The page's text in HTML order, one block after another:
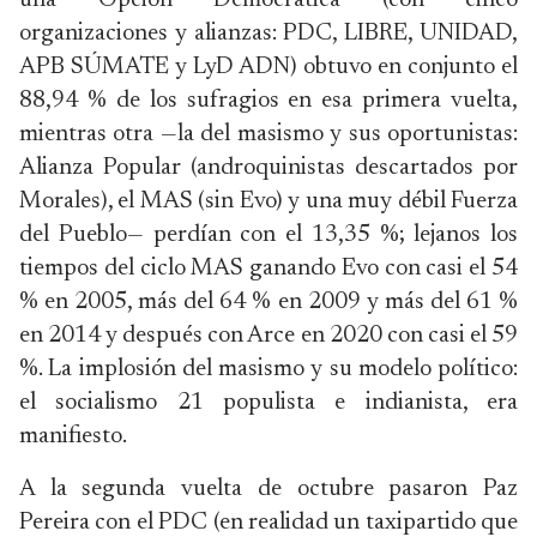
organizaciones y alianzas: PDC, LIBRE, UNIDAD,
APB SÚMATE y LyD ADN) obtuvo en conjunto el
88,94 % de los sufragios en esa primera vuelta,
mientras otra —la del masismo y sus oportunistas:
Alianza Popular (androquinistas descartados por
Morales), el MAS (sin Evo) y una muy débil Fuerza
del Pueblo— perdían con el 13,35 %; lejanos los
tiempos del ciclo MAS ganando Evo con casi el 54
% en 2005, más del 64 % en 2009 y más del 61 %
en 2014 y después con Arce en 2020 con casi el 59
%. La implosión del masismo y su modelo político:
el socialismo 21 populista e indianista, era
manifiesto.
A la segunda vuelta de octubre pasaron Paz
Pereira con el PDC (en realidad un taxipartido que